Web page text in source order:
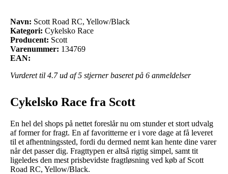
Navn: Scott Road RC, Yellow/Black
Kategori: Cykelsko Race
Producent: Scott
Varenummer: 134769
EAN:
Vurderet til 4.7ud af 5 stjerner baseret på 6 anmeldelser
Cykelsko Race fra Scott
En hel del shops på nettet foreslår nu om stunder et stort udvalg
af former for fragt. En af favoritterne er i vore dage at få leveret
til et afhentningssted, fordi du dermed nemt kan hente dine varer
når det passer dig. Fragttypen er altså rigtig simpel, samt tit
ligeledes den mest prisbevidste fragtløsning ved køb af Scott
Road RC, Yellow/Black.